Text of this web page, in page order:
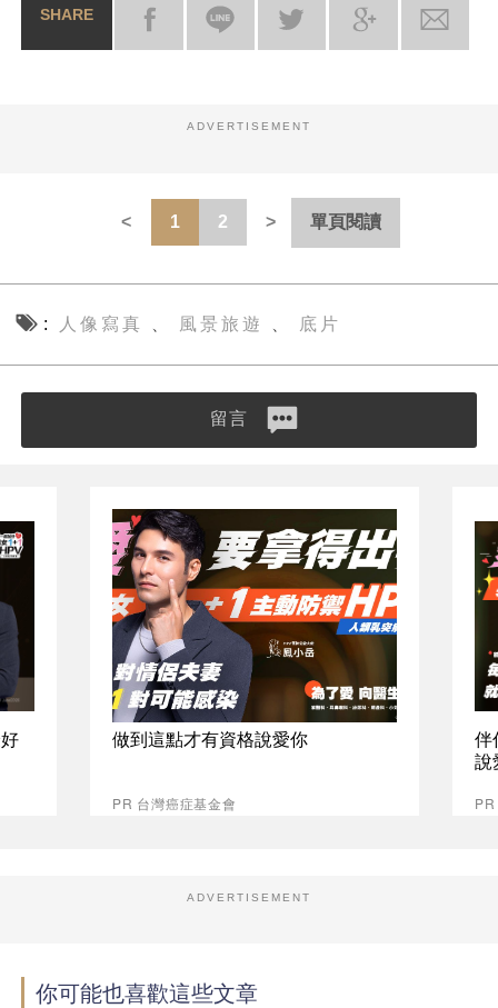
SHARE
ADVERTISEMENT
1 2 單頁閱讀
人像寫真 風景旅遊 底片
留言
做到這點才有資格說愛你
PR 台灣癌症基金會
伴
說
ADVERTISEMENT
你可能也喜歡這些文章